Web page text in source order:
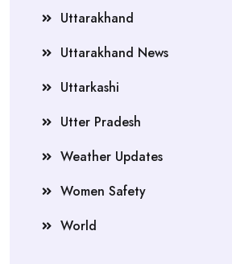
Uttarakhand
Uttarakhand News
Uttarkashi
Utter Pradesh
Weather Updates
Women Safety
World